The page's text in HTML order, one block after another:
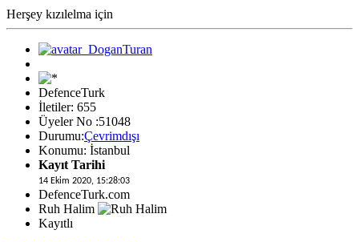
Herşey kızılelma için
DefenceTurk
İletiler: 655
Üyeler No :51048
Durumu:Çevrimdışı
Konumu: İstanbul
Kayıt Tarihi
14 Ekim 2020, 15:28:03
DefenceTurk.com
Ruh Halim
Kayıtlı